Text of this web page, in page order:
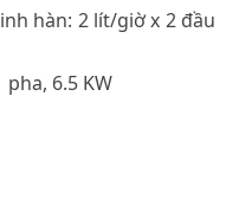
hàn: 2 lít/giờ x 2 đầu
pha, 6.5 KW